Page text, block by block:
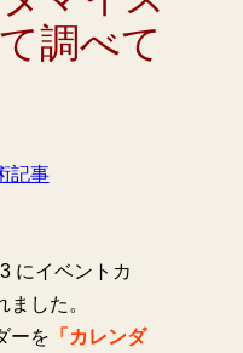
調べて
記事
にイベントカ
した。
ーを 「カレンダ